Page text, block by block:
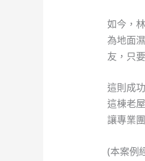
如今，
為地面
友，只
這則成
這棟老
讓專業
(本案例